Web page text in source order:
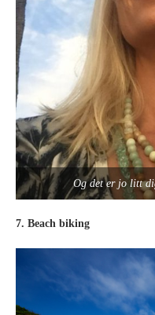
Og det er jo litt
7. Beach biking